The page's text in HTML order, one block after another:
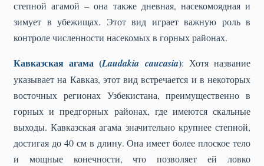
степной агамой – она также дневная, насекомоядная и
зимует в убежищах. Этот вид играет важную роль в
контроле численности насекомых в горных районах.
Кавказская агама (Laudakia caucasia): Хотя название
указывает на Кавказ, этот вид встречается и в некоторых
восточных регионах Узбекистана, преимущественно в
горных и предгорных районах, где имеются скальные
выходы. Кавказская агама значительно крупнее степной,
достигая до 40 см в длину. Она имеет более плоское тело
и мощные конечности, что позволяет ей ловко